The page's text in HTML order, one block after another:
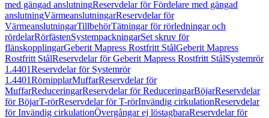
med gängad anslutningReservdelar för Fördelare med gängad
anslutningVärmeanslutningarReservdelar för
VärmeanslutningarTillbehörTätningar för rörledningar och
rördelarRörfästenSystempackningarSet skruv för
flänskopplingarGeberit Mapress Rostfritt StålGeberit Mapress
Rostfritt StålReservdelar för Geberit Mapress Rostfritt StålSystemrör
1.4401Reservdelar för Systemrör
1.4401RörnipplarMuffarReservdelar för
MuffarReduceringarReservdelar för ReduceringarBöjarReservdelar
för BöjarT-rörReservdelar för T-rörInvändig cirkulationReservdelar
för Invändig cirkulationÖvergångar ej löstagbaraReservdelar för